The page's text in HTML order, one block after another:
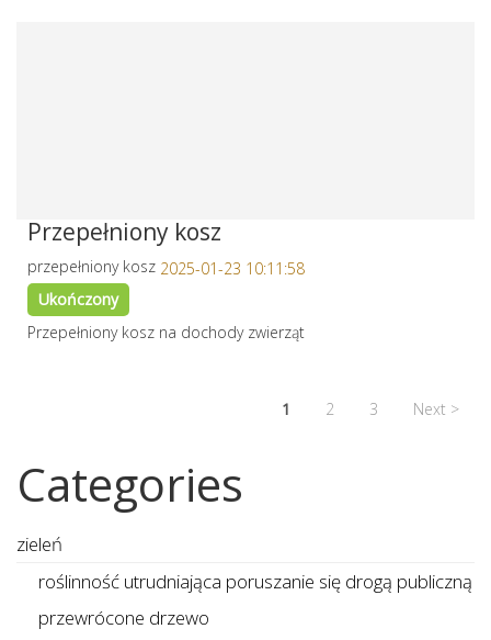
Przepełniony kosz
2025-01-23 10:11:58
przepełniony kosz
Ukończony
Przepełniony kosz na dochody zwierząt
1 2 3 Next >
Categories
zieleń
roślinność utrudniająca poruszanie się drogą publiczną
przewrócone drzewo